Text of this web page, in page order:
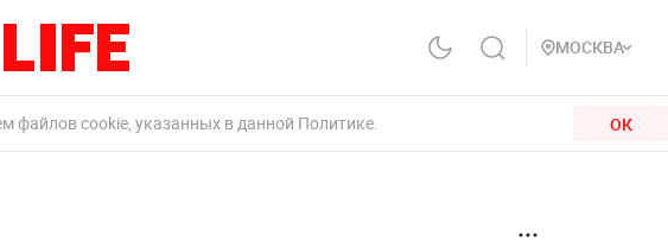
МОСКВА
файлов cookie, указанных в данной Политике. ОК